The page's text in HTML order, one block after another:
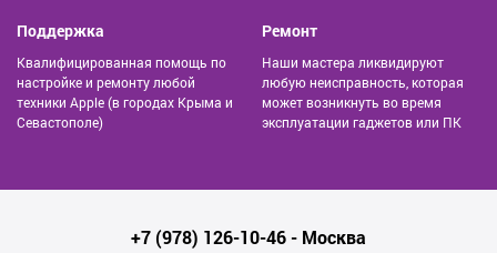
Поддержка
Квалифицированная помощь по
настройке и ремонту любой
техники Apple (в городах Крыма и
Севастополе)
Ремонт
Наши мастера ликвидируют
любую неисправность, которая
может возникнуть во время
эксплуатации гаджетов или ПК
+7 (978) 126-10-46- Москва